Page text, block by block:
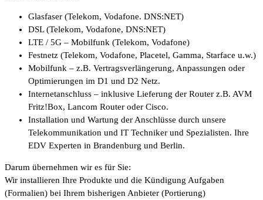
Glasfaser (Telekom, Vodafone. DNS:NET)
DSL (Telekom, Vodafone, DNS:NET)
LTE / 5G – Mobilfunk (Telekom, Vodafone)
Festnetz (Telekom, Vodafone, Placetel, Gamma, Starface u.w.)
Mobilfunk – z.B. Vertragsverlängerung, Anpassungen oder
Optimierungen im D1 und D2 Netz.
Internetanschluss – inklusive Lieferung der Router z.B. AVM
Fritz!Box, Lancom Router oder Cisco.
Installation und Wartung der Anschlüsse durch unsere
Telekommunikation und IT Techniker und Spezialisten. Ihre
EDV Experten in Brandenburg und Berlin.
Darum übernehmen wir es für Sie:
Wir installieren Ihre Produkte und die Kündigung Aufgaben
(Formalien) bei Ihrem bisherigen Anbieter (Portierung)